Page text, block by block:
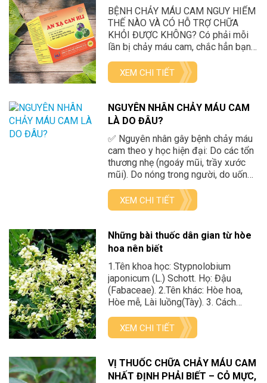
THẢO DƯỢC ĐÔNG Y
BỆNH CHẢY MÁU CAM NGUY HIỂM
THẾ NÀO VÀ CÓ HỖ TRỢ CHỮA
KHỎI ĐƯỢC KHÔNG? Có phải mỗi
lần bị chảy máu cam, chắc hẳn bạn
đã từng trải qua những câu hỏi tự
vấn bản thân để tìm nguyên nhân
như: Do cơ thể bị nóng quá hay do
đổi thời tiết, nắng […]
XEM CHI TIẾT
NGUYÊN NHÂN CHẢY MÁU CAM
LÀ DO ĐÂU?
✅ Nguyên nhân gây bệnh chảy máu
cam theo y học hiện đại: Do các tổn
thương nhẹ (ngoáy mũi, trầy xước
mũi). Do nóng trong người, do uống
nhiều rượu bia, do ăn đồ cay nóng,
do sử dụng nhiều thuốc tân dược…
Chấn thương mạnh do va đập trực
XEM CHI TIẾT
Những bài thuốc dân gian từ hòe
hoa nên biết
1.Tên khoa học: Stypnolobium
japonicum (L.) Schott. Họ: Đậu
(Fabaceae). 2.Tên khác: Hòe hoa,
Hòe mễ, Lài luồng(Tày). 3. Cách
trồng: Trồng bằng hạt hoặc giâm
cành. Hạt được chọn từ những cây
hòe tốt, có 15-20 năm tuổi. Ngâm
đem gieo vào vườn ươm. Đất vườn
ươm được làm […]
XEM CHI TIẾT
VỊ THUỐC CHỮA CHẢY MÁU CAM
NHẤT ĐỊNH PHẢI BIẾT – CỎ MỰC,